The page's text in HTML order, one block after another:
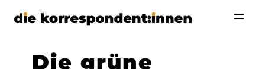
Zum
Die grüne